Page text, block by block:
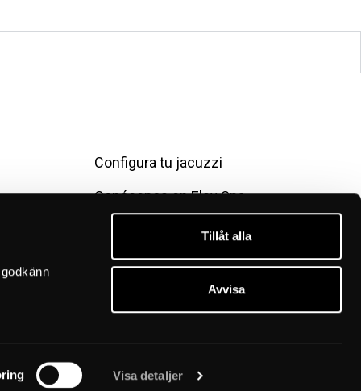
Visa detaljer
Tillåt alla
Avvisa
Configura tu jacuzzi
Conócenos en Elsy Spa
Condiciones de compra
Política de privacidad